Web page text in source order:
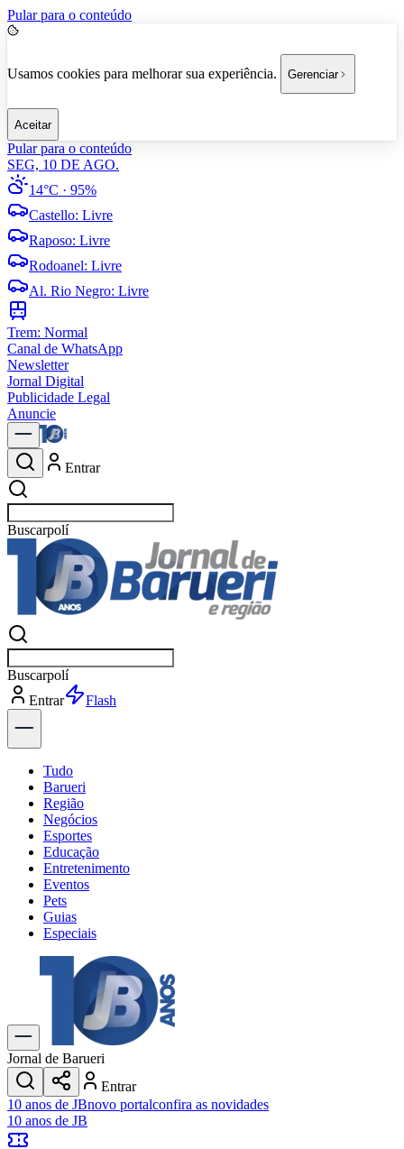
Pular para o conteúdo
Usamos cookies para melhorar sua experiência. Gerenciar
Aceitar
Pular para o conteúdo
SEG, 10 DE AGO.
14°C · 95%
Castello: Livre
Raposo: Livre
Rodoanel: Livre
Al. Rio Negro: Livre
Trem: Normal
Canal de WhatsApp
Newsletter
Jornal Digital
Publicidade Legal
Anuncie
Entrar
Buscarpolí
Buscarpolít
Entrar
Explorar
Tudo
Barueri
Região
Negócios
Esportes
Educação
Entretenimento
Eventos
Pets
Guias
Especiais
Explore Tudo
Últimas Notícias
Previsão do Tempo
Trânsito e Rotas
Dia a Dia & Lazer
Transportes
Gastronomia
Cinema & Shows
JogosNovo
Jornal de Barueri
Entrar
10 anos de JBnovo portalconfira as novidades
10 anos de JB